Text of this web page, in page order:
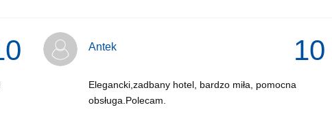
10
Antek
Elegancki,zadbany hotel, bardzo miła, pomocna
obsługa.Polecam.